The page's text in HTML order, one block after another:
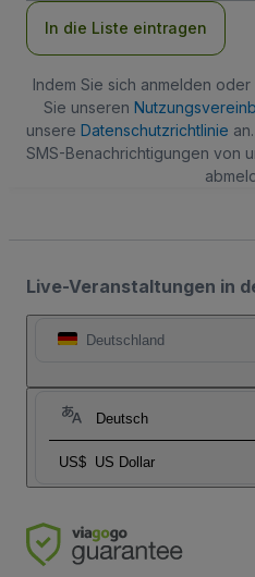
In die Liste eintragen
Indem Sie sich anmelden
Sie unseren
unsere Datenschutzrichtlinie
SMS-Benachrichtigungen von
Live-Veranstaltungen in
Deutschland
Deutsch
US$ US Dollar